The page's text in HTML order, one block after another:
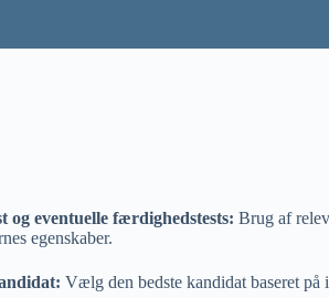
og eventuelle færdighedstests: Brug af
egenskaber.
Vælg den bedste kandidat baseret på